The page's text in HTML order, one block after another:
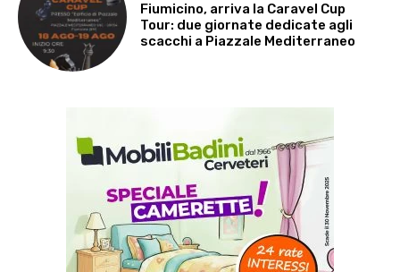
Fiumicino, arriva la Caravel Cup
Tour: due giornate dedicate agli
scacchi a Piazzale Mediterraneo